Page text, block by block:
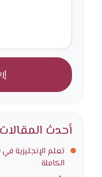
أحدث المقالات
الكاملة